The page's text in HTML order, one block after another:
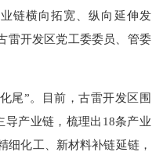
链横向拓宽、纵向延伸发
雷开发区党工委委员、管委
”。目前，古雷开发区围
导产业链，梳理出18条产业
细化工、新材料补链延链，